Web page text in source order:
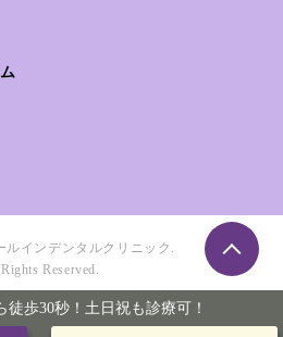
歩30秒！土日祝も診療可！
ルインデンタルクリニック.
Reserved.